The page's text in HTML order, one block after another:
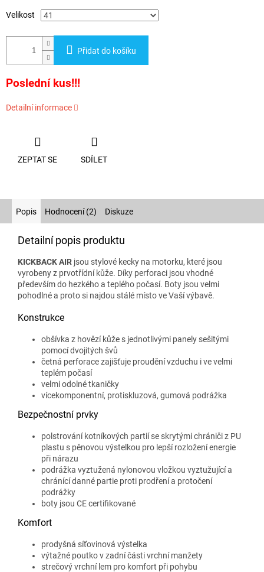
Velikost
Přidat do košíku
Poslední kus!!!
Detailní informace
ZEPTAT SE SDÍLET
Popis Hodnocení (2) Diskuze
Detailní popis produktu
KICKBACK AIR jsou stylové kecky na motorku, které jsou
vyrobeny z prvotřídní kůže. Díky perforaci jsou vhodné
především do hezkého a teplého počasí. Boty jsou velmi
pohodlné a proto si najdou stálé místo ve Vaší výbavě.
Konstrukce
obšívka z hovězí kůže s jednotlivými panely sešitými
pomocí dvojitých švů
četná perforace zajišťuje proudění vzduchu i ve velmi
teplém počasí
velmi odolné tkaničky
vícekomponentní, protiskluzová, gumová podrážka
Bezpečnostní prvky
polstrování kotníkových partií se skrytými chrániči z PU
plastu s pěnovou výstelkou pro lepší rozložení energie
při nárazu
podrážka vyztužená nylonovou vložkou vyztužující a
chránící danné partie proti prodření a protočení
podrážky
boty jsou CE certifikované
Komfort
prodyšná síťovinová výstelka
výtažné poutko v zadní části vrchní manžety
strečový vrchní lem pro komfort při pohybu